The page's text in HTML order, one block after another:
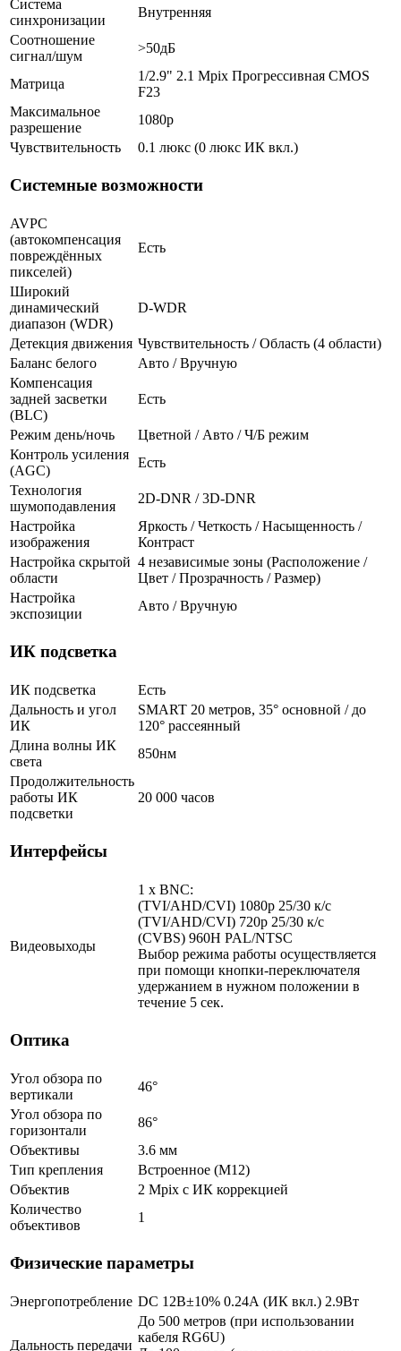
Система
синхронизации
Внутренняя
Соотношение
сигнал/шум
>50дБ
Матрица
1/2.9" 2.1 Mpix Прогрессивная CMOS
F23
Максимальное
разрешение
1080p
Чувствительность
0.1 люкс (0 люкс ИК вкл.)
Системные возможности
AVPC
(автокомпенсация
повреждённых
пикселей)
Есть
Широкий
динамический
диапазон (WDR)
D-WDR
Детекция движения Чувствительность / Область (4 области)
Баланс белого
Авто / Вручную
Компенсация
задней засветки
(BLC)
Есть
Режим день/ночь
Цветной / Авто / Ч/Б режим
Контроль усиления
(AGC)
Есть
Технология
шумоподавления
2D-DNR / 3D-DNR
Настройка
изображения
Яркость / Четкость / Насыщенность /
Контраст
Настройка скрытой
области
4 независимые зоны (Расположение /
Цвет / Прозрачность / Размер)
Настройка
экспозиции
Авто / Вручную
ИК подсветка
ИК подсветка
Есть
Дальность и угол
ИК
SMART 20 метров, 35° основной / до
120° рассеянный
Длина волны ИК
света
850нм
Продолжительность
работы ИК
подсветки
20 000 часов
Интерфейсы
Видеовыходы
1 x BNC:
(TVI/AHD/CVI) 1080p 25/30 к/с
(TVI/AHD/CVI) 720p 25/30 к/с
(CVBS) 960H PAL/NTSC
Выбор режима работы осуществляется
при помощи кнопки-переключателя
удержанием в нужном положении в
течение 5 сек.
Оптика
Угол обзора по
вертикали
46°
Угол обзора по
горизонтали
86°
Объективы
3.6 мм
Тип крепления
Встроенное (М12)
Объектив
2 Mpix c ИК коррекцией
Количество
объективов
1
Физические параметры
Энергопотребление DC 12В±10% 0.24А (ИК вкл.) 2.9Вт
Дальность передачи
До 500 метров (при использовании
кабеля RG6U)